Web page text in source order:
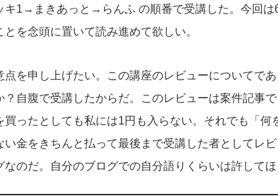
1→まきあっと→らんふ の順番で受講した。今回は
を念頭に置いて読み進めて欲しい。
を申し上げたい。この講座のレビューについてで
自腹で受講したからだ。このレビューは案件記事
ったとしても私には1円も入らない。それでも「何
金をきちんと払って最後まで受講した者としてレ
のだ。自分のブログでの自分語りくらいは許してほ